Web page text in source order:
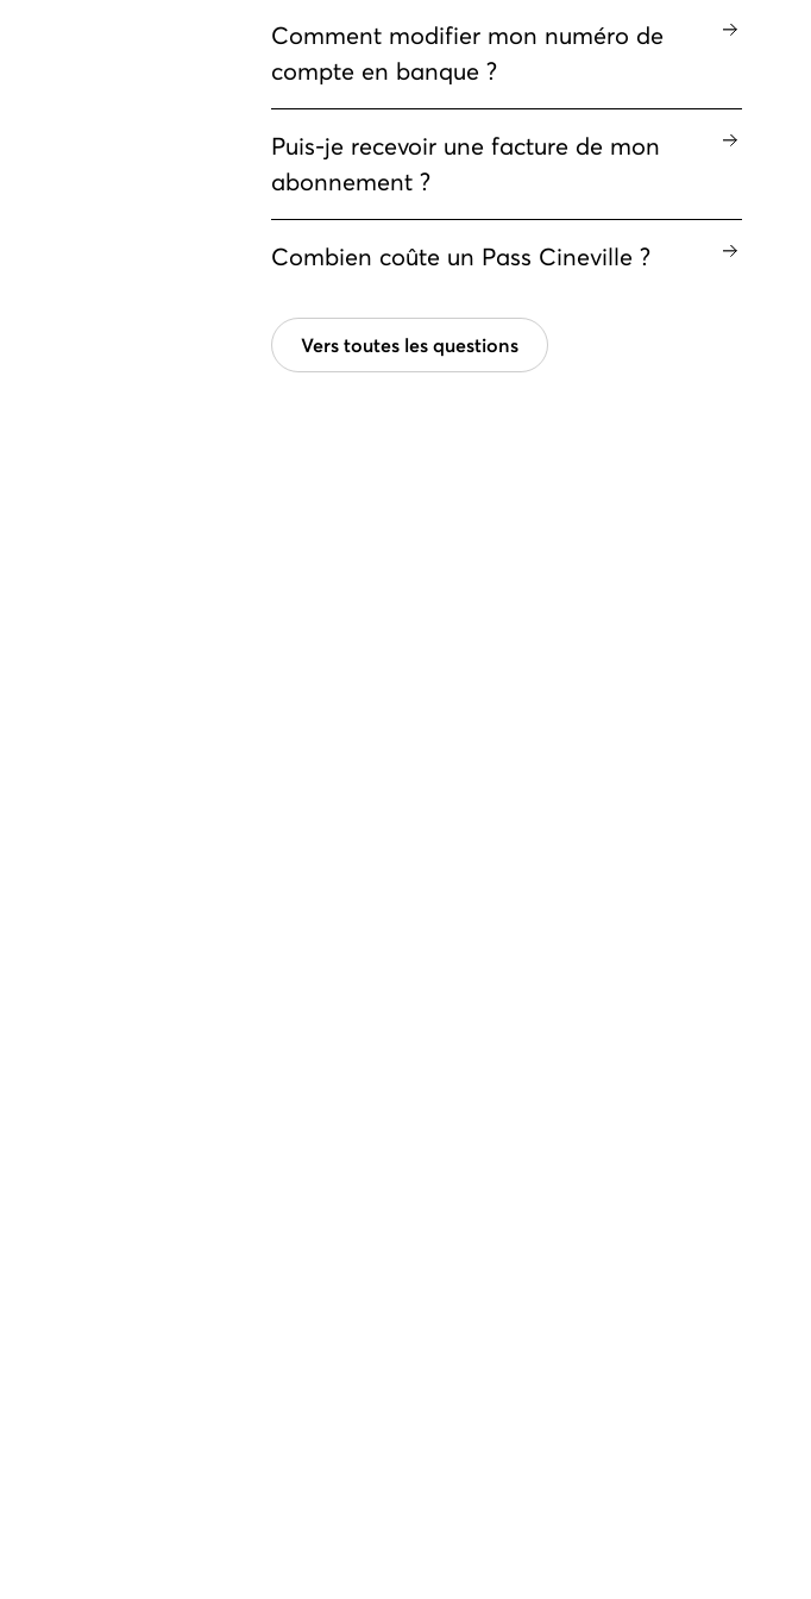
Comment modifier mon numéro de
compte en banque ?
Puis-je recevoir une facture de mon
abonnement ?
Combien coûte un Pass Cineville ?
Vers toutes les questions